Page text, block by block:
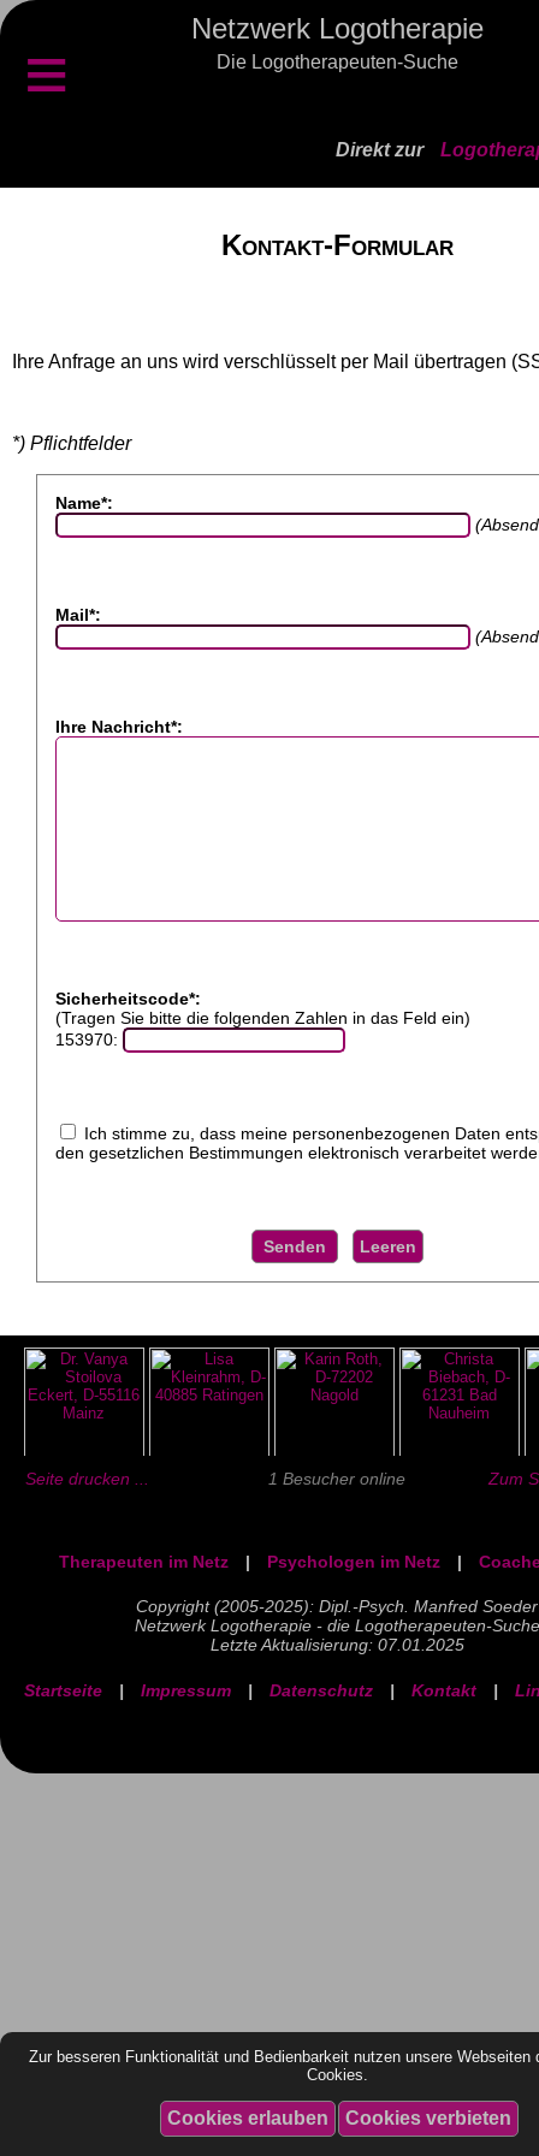
Zur besseren Funktionalität und Bedienbarkeit nutzen unsere Webseiten
Cookies.
Netzwerk Logotherapie
Die Logotherapeuten-Suche
≡
Direkt zur
Kontakt-Formular
Ihre Anfrage an uns wird verschlüsselt per Mail übertragen
*) Pflichtfelder
Name*:
Mail*:
Ihre Nachricht*:
Sicherheitscode*:
(Tragen Sie bitte die folgenden Zahlen in das Feld ein)
153970:
Ich stimme zu, dass meine personenbezogenen Daten
den gesetzlichen Bestimmungen elektronisch verarbeitet
Seite drucken ... 1 Besucher online Zum
Therapeuten im Netz | Psychologen im Netz |
Copyright (2005-2025): Dipl.-Psych. Manfred Soeder
Netzwerk Logotherapie - die Logotherapeuten-Suche
Letzte Aktualisierung: 07.01.2025
Startseite | Impressum | Datenschutz | Kontakt |